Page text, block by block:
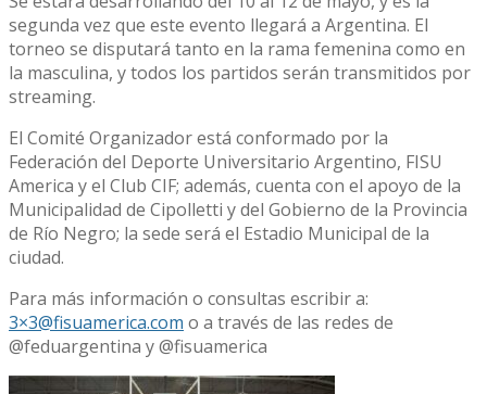
segunda vez que este evento llegará a Argentina. El
torneo se disputará tanto en la rama femenina como en
la masculina, y todos los partidos serán transmitidos por
streaming.
El Comité Organizador está conformado por la
Federación del Deporte Universitario Argentino, FISU
America y el Club CIF; además, cuenta con el apoyo de la
Municipalidad de Cipolletti y del Gobierno de la Provincia
de Río Negro; la sede será el Estadio Municipal de la
ciudad.
Para más información o consultas escribir a:
3×3@fisuamerica.com o a través de las redes de
@feduargentina y @fisuamerica